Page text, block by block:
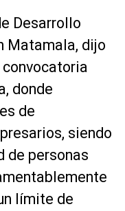
Desarrollo
Matamala, dijo
donde
de
siendo
de personas
límite de